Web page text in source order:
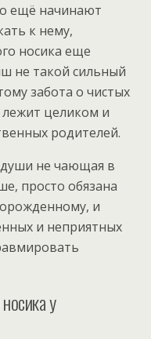
ещё начинают
к нему,
носика еще
не такой сильный
забота о чистых
лежит целиком и
родителей.
не чающая в
просто обязана
и
и неприятных
у